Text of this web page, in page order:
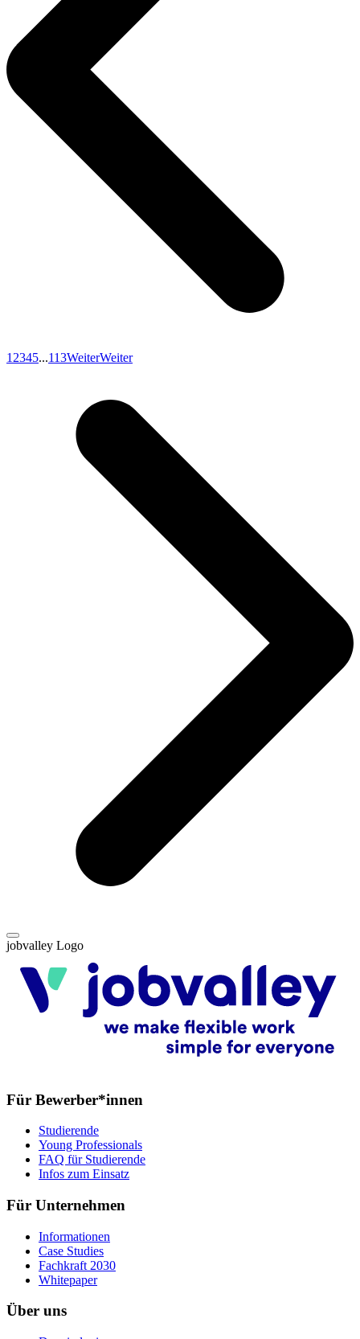
1 2345...113WeiterWeiter
jobvalley Logo
Für Bewerber*innen
Studierende
Young Professionals
FAQ für Studierende
Infos zum Einsatz
Für Unternehmen
Informationen
Case Studies
Fachkraft 2030
Whitepaper
Über uns